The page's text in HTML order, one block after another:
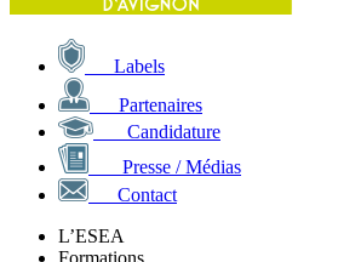
Labels
Partenaires
Candidature
Presse / Médias
Contact
L’ESEA
Formations